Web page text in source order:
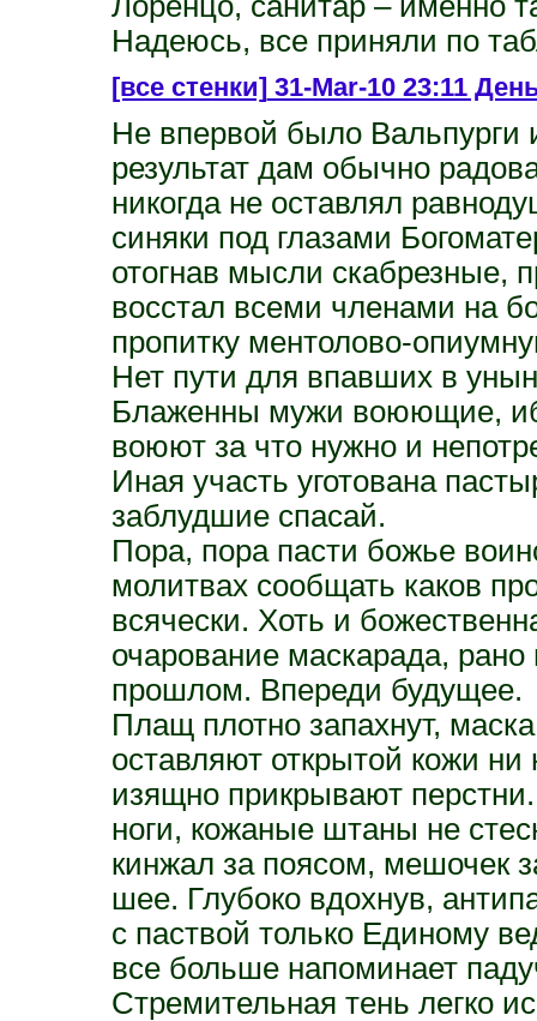
Надеюсь, все приняли по
[все стенки]31-Mar-10 23:11
Не впервой было Вальпурги
результат дам обычно
никогда не оставлял
синяки под глазами
отогнав мысли скабрезные,
восстал всеми членами на
пропитку ментолово-
Нет пути для впавших в
Блаженны мужи воюющие,
воюют за что нужно и
Иная участь уготована
заблудшие спасай.
Пора, пора пасти божье
молитвах сообщать каков
всячески. Хоть и
очарование маскарада,
прошлом. Впереди будущее.
Плащ плотно запахнут,
оставляют открытой кожи ни
изящно прикрывают
ноги, кожаные штаны не
кинжал за поясом, мешочек
шее. Глубоко вдохнув,
с паствой только Единому
все больше напоминает
Стремительная тень легко